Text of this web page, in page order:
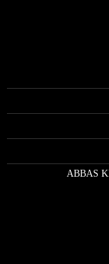
ABBAS